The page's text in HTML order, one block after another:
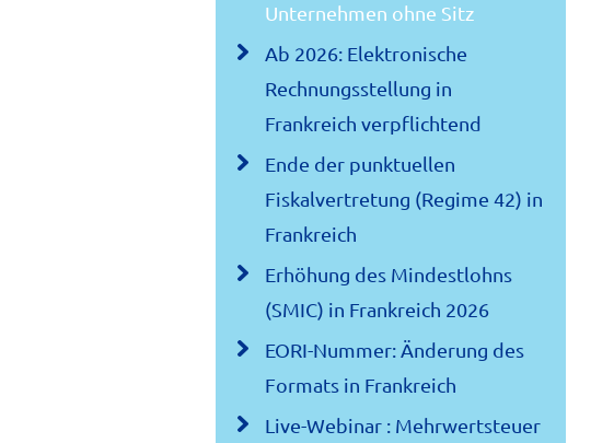
Unternehmen ohne Sitz
Ab 2026: Elektronische
Rechnungsstellung in
Frankreich verpflichtend
Ende der punktuellen
Fiskalvertretung (Regime 42) in
Frankreich
Erhöhung des Mindestlohns
(SMIC) in Frankreich 2026
EORI-Nummer: Änderung des
Formats in Frankreich
Live-Webinar : Mehrwertsteuer